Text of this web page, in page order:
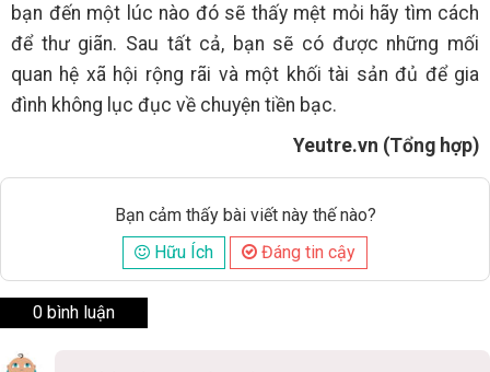
bạn đến một lúc nào đó sẽ thấy mệt mỏi hãy tìm cách
để thư giãn. Sau tất cả, bạn sẽ có được những mối
quan hệ xã hội rộng rãi và một khối tài sản đủ để gia
đình không lục đục về chuyện tiền bạc.
Yeutre.vn (Tổng hợp)
Bạn cảm thấy bài viết này thế nào?
Hữu Ích
Đáng tin cậy
0 bình luận